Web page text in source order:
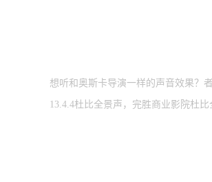
想听和奥斯卡导演一样的声音效果？
13.4.4杜比全景声，完胜商业影院杜